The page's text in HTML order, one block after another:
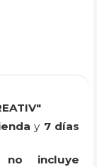
y 7 días
no incluye